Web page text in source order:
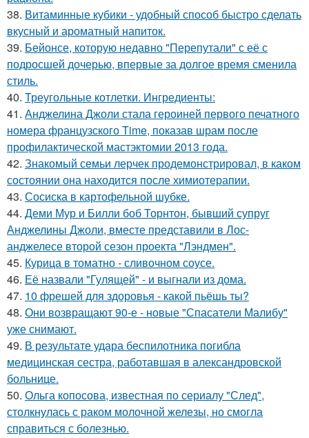
38. Витаминные кубики - удобный способ быстро сделать
вкусный и ароматный напиток.
39. Бейонсе, которую недавно "Перепутали" с её с
подросшей дочерью, впервые за долгое время сменила
стиль.
40. Треугольные котлетки. Ингредиенты:
41. Анджелина Джоли стала героиней первого печатного
номера французского Time, показав шрам после
профилактической мастэктомии 2013 года.
42. Знакомый семьи лерчек продемонстрировал, в каком
состоянии она находится после химиотерапии.
43. Сосиска в картофельной шубке.
44. Деми Мур и Билли боб Торнтон, бывший супруг
Анджелины Джоли, вместе представили в Лос-
анджелесе второй сезон проекта "Лэндмен".
45. Курица в томатно - сливочном соусе.
46. Её назвали "Гулящей" - и выгнали из дома.
47. 10 фрешей для здоровья - какой пьёшь ты?
48. Они возвращают 90-е - новые "Спасатели Малибу"
уже снимают.
49. В результате удара беспилотника погибла
медицинская сестра, работавшая в александровской
больнице.
50. Ольга копосова, известная по сериалу "След",
столкнулась с раком молочной железы, но смогла
справиться с болезнью.